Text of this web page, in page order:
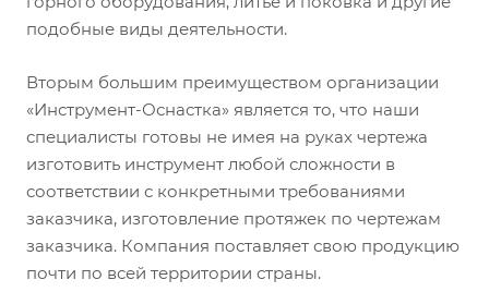
подобные виды деятельности.
Вторым большим преимуществом организации
«Инструмент-Оснастка» является то, что наши
специалисты готовы не имея на руках чертежа
изготовить инструмент любой сложности в
соответствии с конкретными требованиями
заказчика, изготовление протяжек по чертежам
заказчика. Компания поставляет свою продукцию
почти по всей территории страны.